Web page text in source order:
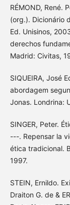
RÉMOND, René.
(org.). Dicionário
Ed. Unisinos,
derechos
Madrid: Civitas,
SIQUEIRA, José
abordagem
Jonas. Londrina:
SINGER, Peter.
---. Repensar la
ética tradicional.
1997.
STEIN, Ernildo.
Draiton G. de &